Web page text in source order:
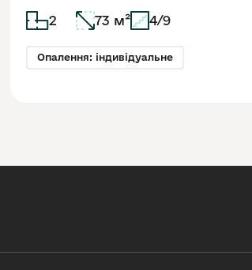
2 73 м² 4/9
Опалення: індивідуальне